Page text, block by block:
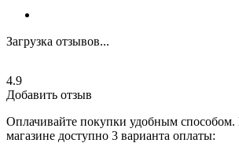
Загрузка отзывов...
4.9
Добавить отзыв
Оплачивайте покупки удобным способом.
магазине доступно 3 варианта оплаты: